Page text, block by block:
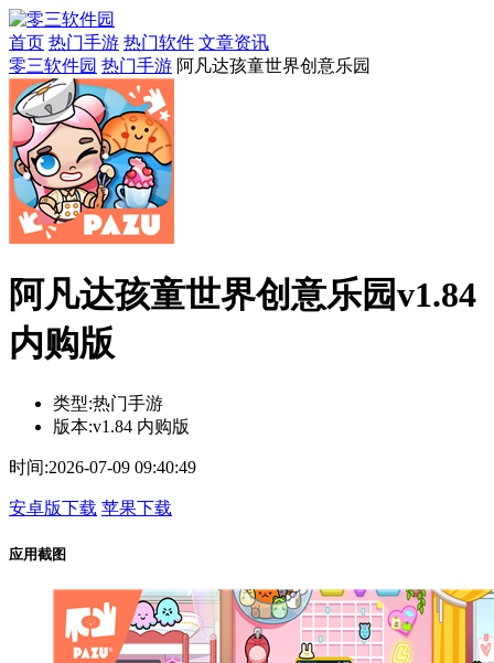
首页 热门手游 热门软件 文章资讯
零三软件园 热门手游 阿凡达孩童世界创意乐园
阿凡达孩童世界创意乐园v1.84
内购版
类型:热门手游
版本:v1.84 内购版
时间:2026-07-09 09:40:49
安卓版下载 苹果下载
应用截图